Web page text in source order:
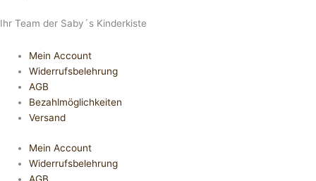
Ihr Team der Saby´s Kinderkiste
Mein Account
Widerrufsbelehrung
AGB
Bezahlmöglichkeiten
Versand
Mein Account
Widerrufsbelehrung
AGB